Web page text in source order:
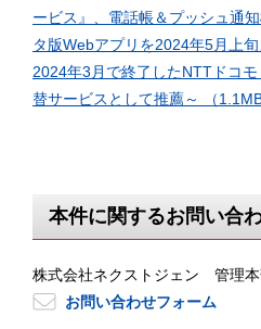
ービス』、電話帳＆プッシュ通
タ版Webアプリを2024年5月上
2024年3月で終了したNTTドコ
替サービスとして推薦～ （1.1MB
本件に関するお問い合
株式会社ネクストジェン 管理
お問い合わせフォーム